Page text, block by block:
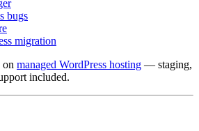
bugs
migration
on managed WordPress hosting — staging,
included.